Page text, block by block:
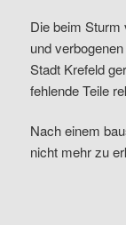
Die beim Sturm
und
Stadt Krefeld
fehlende Teile
Nach einem
nicht mehr zu